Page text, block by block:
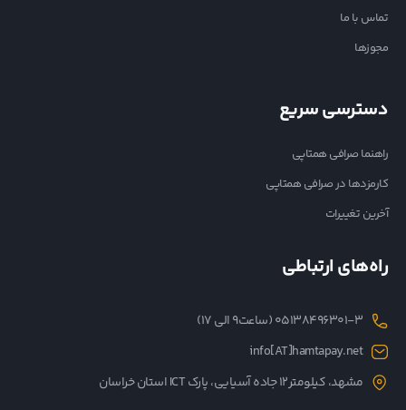
تماس با ما
مجوزها
دسترسی سریع
راهنما صرافی همتاپی
کارمزدها در صرافی همتاپی
آخرین تغییرات
راه‌های ارتباطی
05138496301-3 (ساعت۹ الی ۱۷)
info[AT]hamtapay.net
مشهد، کیلومتر12 جاده آسیایی، پارک ICT استان خراسان